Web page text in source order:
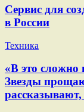
Сервис для
в России
Техника
«В это сложно
Звезды